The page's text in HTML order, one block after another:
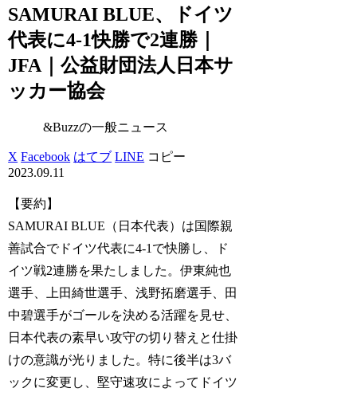
SAMURAI BLUE、ドイツ
代表に4-1快勝で2連勝｜
JFA｜公益財団法人日本サ
ッカー協会
&Buzzの一般ニュース
X Facebook はてブ LINE コピー
2023.09.11
【要約】
SAMURAI BLUE（日本代表）は国際親
善試合でドイツ代表に4-1で快勝し、ド
イツ戦2連勝を果たしました。伊東純也
選手、上田綺世選手、浅野拓磨選手、田
中碧選手がゴールを決める活躍を見せ、
日本代表の素早い攻守の切り替えと仕掛
けの意識が光りました。特に後半は3バ
ックに変更し、堅守速攻によってドイツ